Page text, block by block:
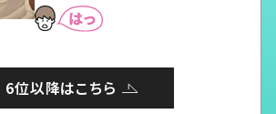
6位以降はこちら